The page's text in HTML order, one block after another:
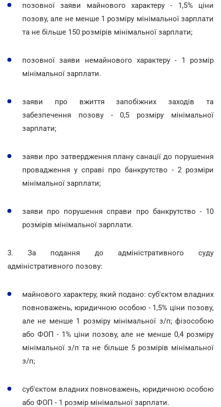
позовної заяви майнового характеру - 1,5% ціни
позову, але не менше 1 розміру мінімальної зарплати
та не більше 150 розмірів мінімальної зарплати;
позовної заяви немайнового характеру - 1 розмір
мінімальної зарплати.
заяви про вжиття запобіжних заходів та
забезпечення позову - 0,5 розміру мінімальної
зарплати;
заяви про затвердження плану санації до порушення
провадження у справі про банкрутство - 2 розміри
мінімальної зарплати;
заяви про порушення справи про банкрутство - 10
розмірів мінімальної зарплати.
3. За подання до адміністративного суду
адміністративного позову:
майнового характеру, який подано: суб'єктом владних
повноважень, юридичною особою - 1,5% ціни позову,
але не менше 1 розміру мінімальної з/п; фізособою
або ФОП - 1% ціни позову, але не менше 0,4 розміру
мінімальної з/п та не більше 5 розмірів мінімальної
з/п;
суб'єктом владних повноважень, юридичною особою
або ФОП - 1 розмір мінімальної зарплати.